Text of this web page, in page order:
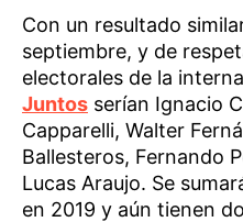
Con un resultado
septiembre, y de
electorales de la
Juntos serían Ignacio
Capparelli, Walter
Ballesteros, Fernando
Lucas Araujo. Se
en 2019 y aún tienen